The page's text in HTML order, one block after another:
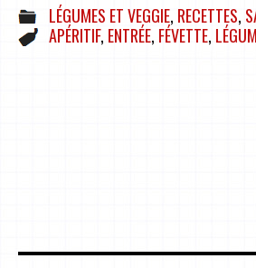
LÉGUMES ET VEGGIE, RECETTES,
APÉRITIF, ENTRÉE, FÉVETTE,